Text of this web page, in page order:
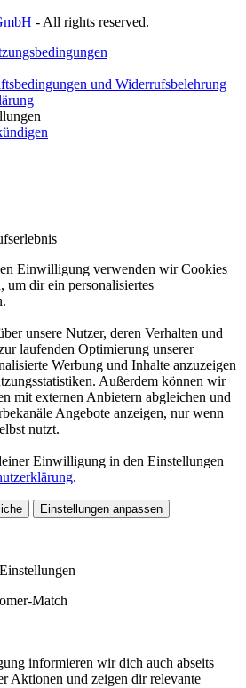
- All rights reserved.
und Widerrufsbelehrung
Einwilligung verwenden wir Cookies
um dir ein personalisiertes
unsere Nutzer, deren Verhalten und
laufenden Optimierung unserer
Werbung und Inhalte anzuzeigen
Außerdem können wir
mit externen Anbietern abgleichen und
Angebote anzeigen, nur wenn
nutzt.
Einwilligung in den Einstellungen
.
Einstellungen anpassen
Match
informieren wir dich auch abseits
Aktionen und zeigen dir relevante